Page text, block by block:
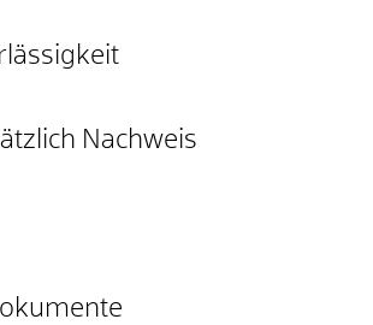
Nachweis